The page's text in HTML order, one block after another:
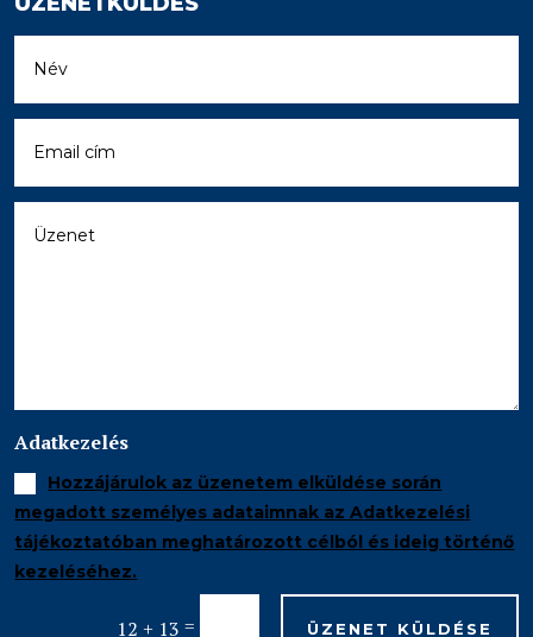
Adatkezelés
Hozzájárulok az üzenetem elküldése során
megadott személyes adataimnak az Adatkezelési
tájékoztatóban meghatározott célból és ideig történő
kezeléséhez.
12 + 13 = ÜZENET KÜLDÉSE